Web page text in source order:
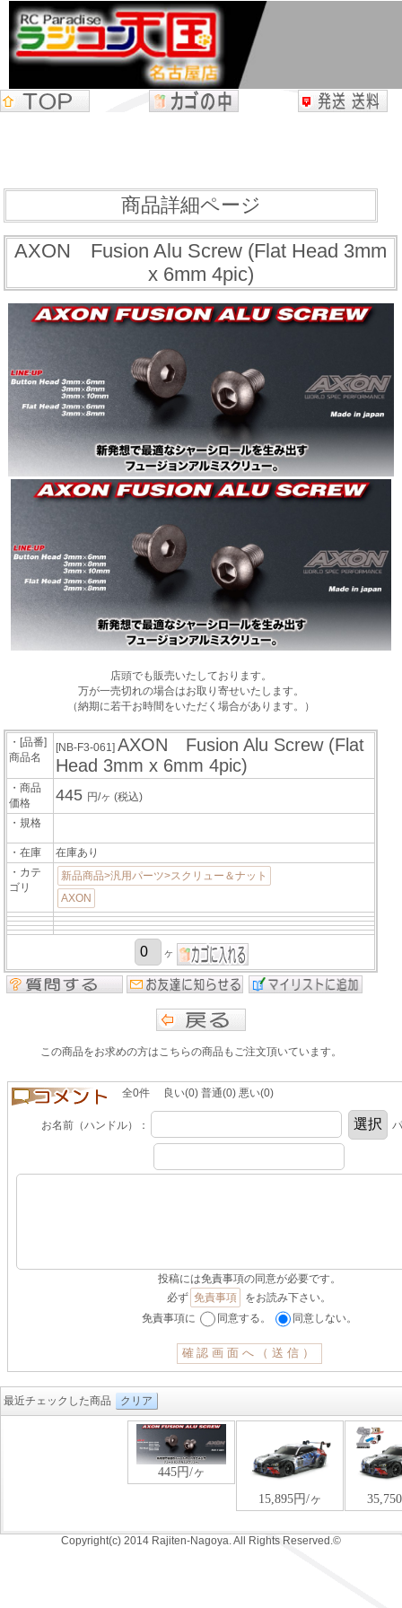
商品詳細ページ
AXON Fusion Alu Screw (Flat Head 3mm
x 6mm 4pic)
店頭でも販売いたしております。
万が一売切れの場合はお取り寄せいたします。
（納期に若干お時間をいただく場合があります。）
・[品番]
商品名
[NB-F3-061]AXON Fusion Alu Screw (Flat
Head 3mm x 6mm 4pic)
・商品
価格
445 円/ヶ(税込)
・規格
・在庫
在庫あり
・カテ
ゴリ
新品商品>汎用パーツ>スクリュー＆ナット
AXON
ヶ
この商品をお求めの方はこちらの商品もご注文頂いています。
全0件 良い(0) 普通(0) 悪い(0)
お名前（ハンドル）：
投稿には免責事項の同意が必要です。
必ず 免責事項
をお読み下さい。
免責事項に
同意する。 同意しない。
最近チェックした商品 クリア
Copyright(c) 2014 Rajiten-Nagoya. All Rights Reserved.©